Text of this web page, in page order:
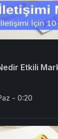
Etkili
- 0:20